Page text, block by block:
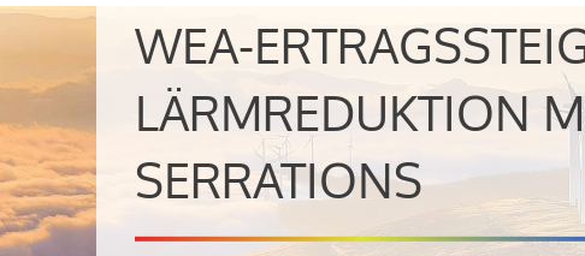
WEA-
LÄRMREDUKTION
SERRATIONS